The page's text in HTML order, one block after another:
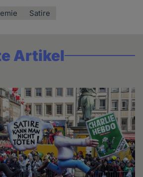
Satire
Artikel